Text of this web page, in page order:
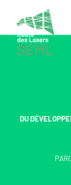
DU